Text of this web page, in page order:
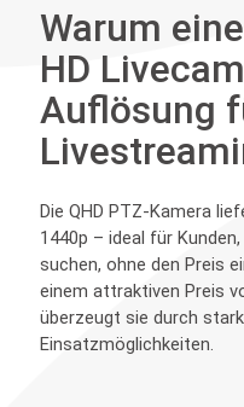
Warum
HD
Auflösung
Die QHD PTZ-Kamera
1440p – ideal für
suchen, ohne den Preis
einem attraktiven Preis
überzeugt sie durch
Einsatzmöglichkeiten.